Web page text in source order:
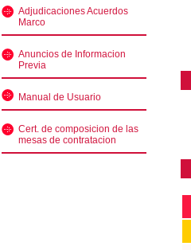
Adjudicaciones Acuerdos
Marco
Anuncios de Informacion
Previa
Manual de Usuario
Cert. de composicion de las
mesas de contratacion